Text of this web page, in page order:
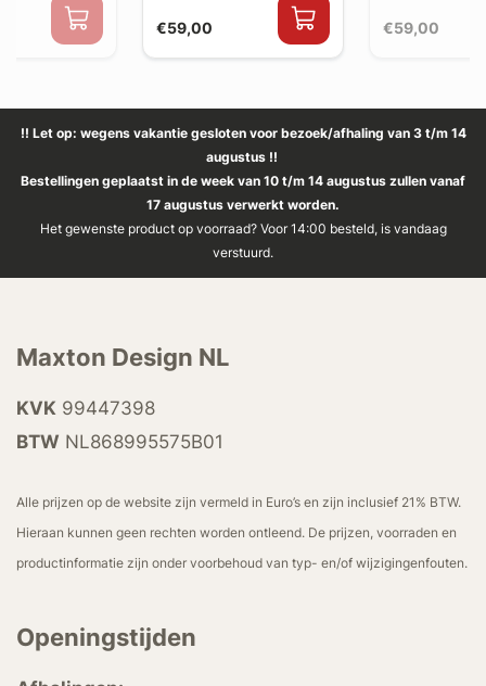
€59,00 €59,00
!! Let op: wegens vakantie gesloten voor bezoek/afhaling van 3 t/m 14
augustus !!
Bestellingen geplaatst in de week van 10 t/m 14 augustus zullen vanaf
17 augustus verwerkt worden.
Het gewenste product op voorraad? Voor 14:00 besteld, is vandaag
verstuurd.
Maxton Design NL
KVK 99447398
BTW NL868995575B01
Alle prijzen op de website zijn vermeld in Euro’s en zijn inclusief 21% BTW.
Hieraan kunnen geen rechten worden ontleend. De prijzen, voorraden en
productinformatie zijn onder voorbehoud van typ- en/of wijzigingenfouten.
Openingstijden